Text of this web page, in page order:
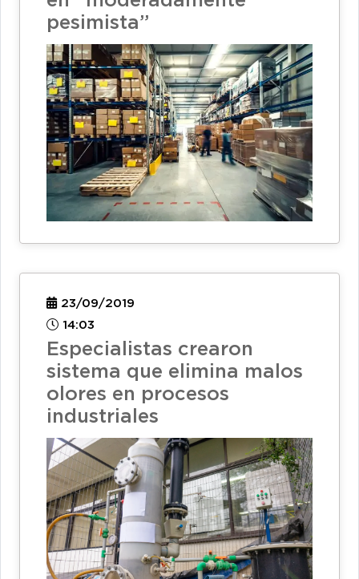
pesimista”
23/09/2019
14:03
Especialistas crearon
sistema que elimina malos
olores en procesos
industriales